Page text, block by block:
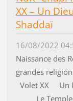
XX – Un
Shaddaï
16/08/2022
Naissance
grandes
Volet XX Un
Le Temple